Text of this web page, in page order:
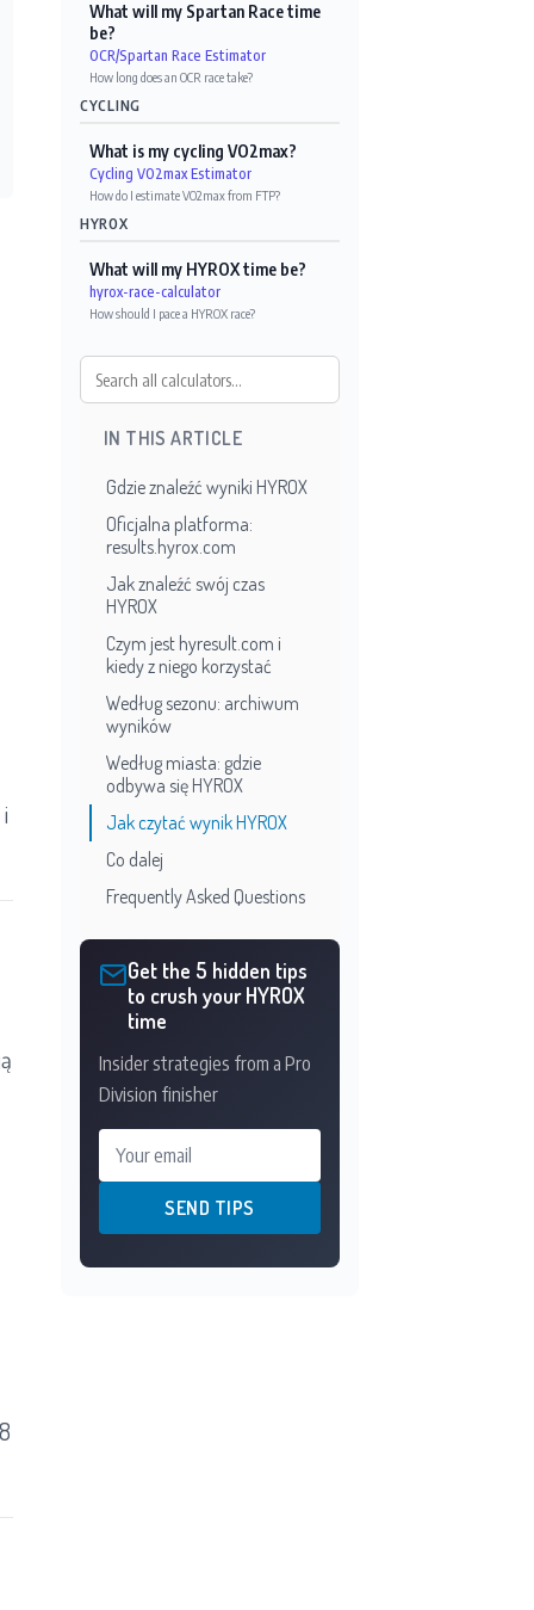
What will my Spartan Race time
be?
OCR/Spartan Race Estimator
How long does an OCR race take?
CYCLING
What is my cycling VO2max?
Cycling VO2max Estimator
How do I estimate VO2max from FTP?
HYROX
What will my HYROX time be?
hyrox-race-calculator
How should I pace a HYROX race?
IN THIS ARTICLE
Gdzie znaleźć wyniki HYROX
Oficjalna platforma:
results.hyrox.com
Jak znaleźć swój czas
HYROX
Czym jest hyresult.com i
kiedy z niego korzystać
Według sezonu: archiwum
wyników
Według miasta: gdzie
odbywa się HYROX
Jak czytać wynik HYROX
Co dalej
Frequently Asked Questions
Get the 5 hidden tips
to crush your HYROX
time
Insider strategies from a Pro
Division finisher
Your email
SEND TIPS